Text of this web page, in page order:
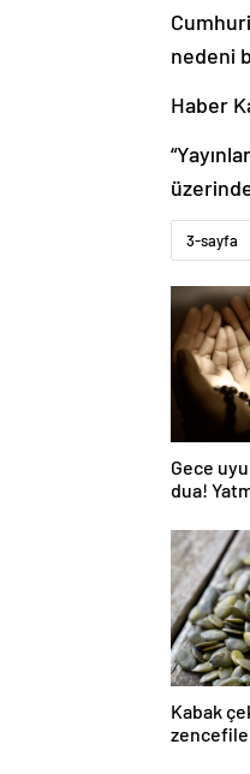
nedeni
Haber
3-sayfa
Gece
dua!
Kabak
zencefile